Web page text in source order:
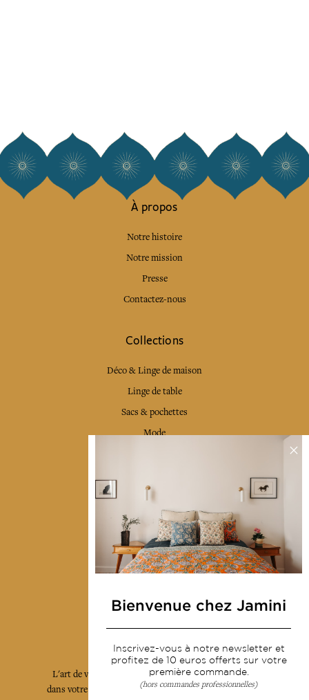
À propos
Notre histoire
Notre mission
Presse
Contactez-nous
Collections
Déco & Linge de maison
Linge de table
Sacs & pochettes
Mode
Livraison & retour
CGV
Devenir revendeur
Notre communauté
L'art de vivre JAMINI raconté avec poésie et élégance
dans votre boîte mail. Inscrivez vous à notre newsletter
Bienvenue chez Jamini
Inscrivez-vous à notre newsletter et
profitez de 10 euros offerts sur votre
première commande.
(hors commandes professionnelles)